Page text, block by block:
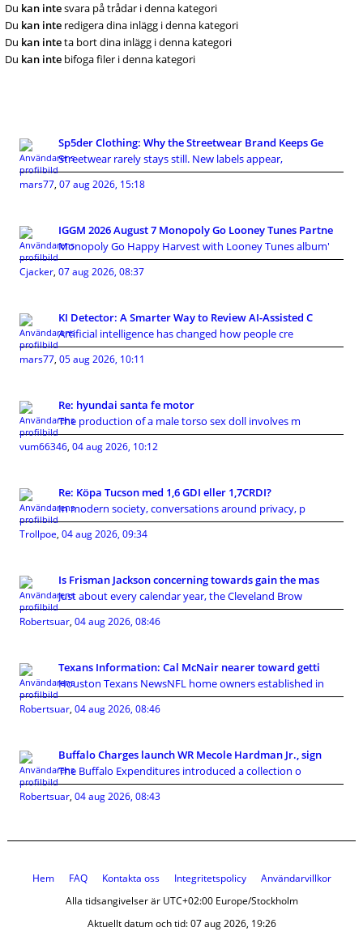
Du kan intesvara på trådar i denna kategori
Du kan inte redigera dina inlägg i denna kategori
Du kan inteta bort dina inlägg i denna kategori
Du kan inte bifoga filer i denna kategori
Sp5der Clothing: Why the Streetwear Brand Keeps Ge
Streetwear rarely stays still. New labels appear,
mars77, 07 aug 2026, 15:18
IGGM 2026 August 7 Monopoly Go Looney Tunes Partne
Monopoly Go Happy Harvest with Looney Tunes album'
Cjacker, 07 aug 2026, 08:37
KI Detector: A Smarter Way to Review AI-Assisted C
Artificial intelligence has changed how people cre
mars77, 05 aug 2026, 10:11
Re: hyundai santa fe motor
The production of a male torso sex doll involves m
vum66346, 04 aug 2026, 10:12
Re: Köpa Tucson med 1,6 GDI eller 1,7CRDI?
In modern society, conversations around privacy, p
Trollpoe, 04 aug 2026, 09:34
Is Frisman Jackson concerning towards gain the mas
Just about every calendar year, the Cleveland Brow
Robertsuar, 04 aug 2026, 08:46
Texans Information: Cal McNair nearer toward getti
Houston Texans NewsNFL home owners established in
Robertsuar, 04 aug 2026, 08:46
Buffalo Charges launch WR Mecole Hardman Jr., sign
The Buffalo Expenditures introduced a collection o
Robertsuar, 04 aug 2026, 08:43
Hem FAQ Kontakta oss Integritetspolicy
Användarvillkor
Alla tidsangivelser är UTC+02:00 Europe/Stockholm
Aktuellt datum och tid: 07 aug 2026, 19:26